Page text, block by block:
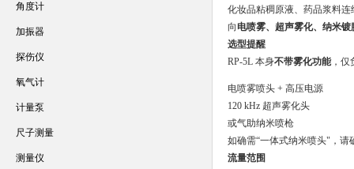
化妆品粘稠原液、药品浆料连
向 电喷雾、超声雾化、纳米镀
选型提醒
RP-5L 本身不带雾化功能，仅
电喷雾喷头 + 高压电源
120 kHz 超声雾化头
或气助纳米喷枪
如确需“一体式纳米喷头"，请
流量范围
角度计
加振器
探伤仪
氧气计
计量泵
尺子测量
测量仪